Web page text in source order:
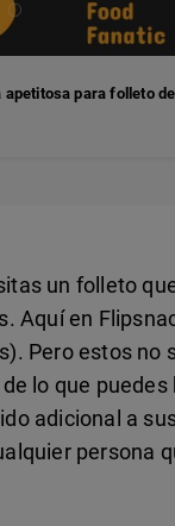
apetitosa para folleto de
un folleto
Aquí en
Pero estos no
de lo que
adicional a
persona